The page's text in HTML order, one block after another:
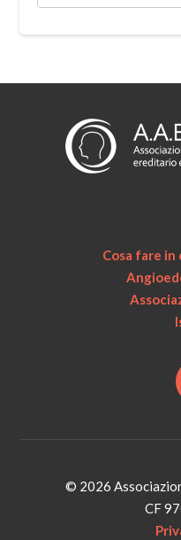
Cosa fare in
© 2026
CF